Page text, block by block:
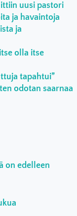
uusi pastori
ja havaintoja
ja
olla itse
tapahtui”
odotan saarnaa
on edelleen